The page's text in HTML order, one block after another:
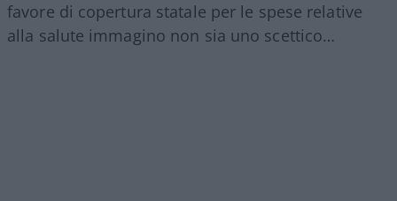
favore di copertura statale per le spese relative
alla salute immagino non sia uno scettico…